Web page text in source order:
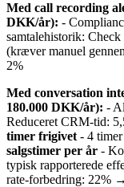
Med call recording
DKK/år): -
samtalehistorik:
(kræver manuel
2%
Med conversation
180.000 DKK/år): -
Reduceret CRM-tid:
timer frigivet - 4
salgstimer per år -
typisk rapporterede
rate-forbedring: 22%